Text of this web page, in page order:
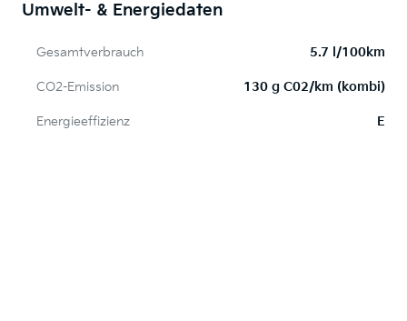
Umwelt- & Energiedaten
Gesamtverbrauch 5.7 l/100km
CO2-Emission 130 g C02/km (kombi)
Energieeffizienz E